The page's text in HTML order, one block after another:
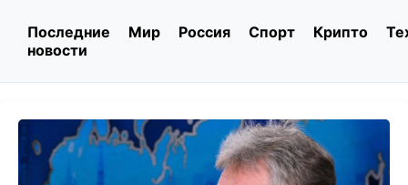
Последние
новости
Мир Россия Спорт Крипто